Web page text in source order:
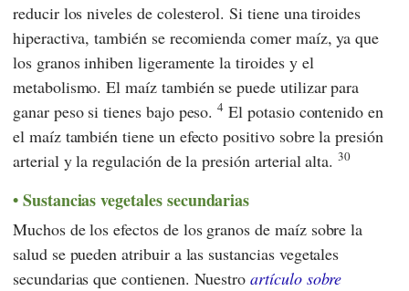
reducir los niveles de colesterol. Si tiene una tiroides
hiperactiva, también se recomienda comer maíz, ya que
los granos inhiben ligeramente la tiroides y el
metabolismo. El maíz también se puede utilizar para
ganar peso si tienes bajo peso.4 El potasio contenido en
el maíz también tiene un efecto positivo sobre la presión
arterial y la regulación de la presión arterial alta.30
Sustancias vegetales secundarias
Muchos de los efectos de los granos de maíz sobre la
salud se pueden atribuir a las sustancias vegetales
secundarias que contienen. Nuestroartículo sobre